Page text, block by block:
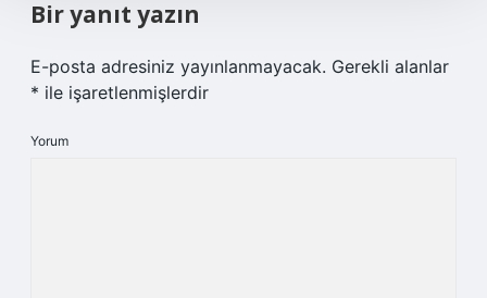
Bir yanıt yazın
E-posta adresiniz yayınlanmayacak. Gerekli alanlar
* ile işaretlenmişlerdir
Yorum